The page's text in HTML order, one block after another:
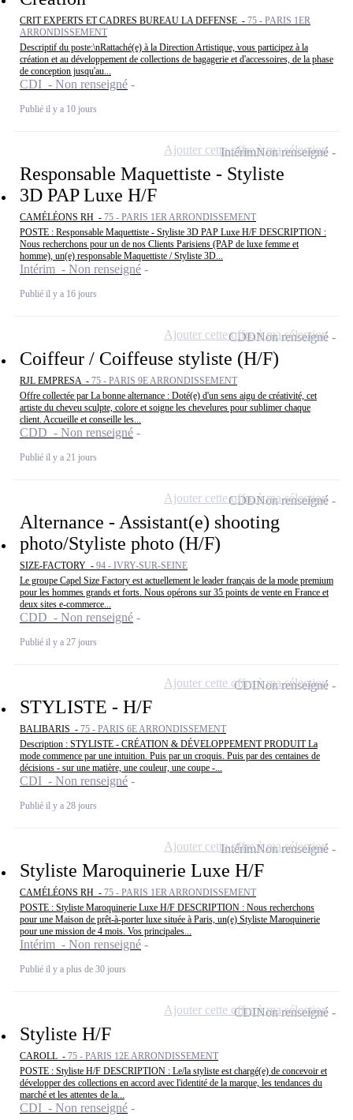
CRIT EXPERTS ET CADRES BUREAU LA DEFENSE - 75 - PARIS 1ER
ARRONDISSEMENT
Descriptif du poste:\nRattaché(e) à la Direction Artistique, vous participez à la
création et au développement de collections de bagagerie et d'accessoires, de la phase
de conception jusqu'au...
CDI - Non renseigné
Publié il y a 10 jours
Responsable Maquettiste - Styliste
3D PAP Luxe H/F
CAMÉLÉONS RH - 75 - PARIS 1ER ARRONDISSEMENT
POSTE : Responsable Maquettiste - Styliste 3D PAP Luxe H/F DESCRIPTION :
Nous recherchons pour un de nos Clients Parisiens (PAP de luxe femme et
homme), un(e) responsable Maquettiste / Styliste 3D...
Intérim - Non renseigné
Publié il y a 16 jours
IntérimNon renseigné
Ajouter cette offre à ma sélection
Coiffeur / Coiffeuse styliste (H/F)
RJL EMPRESA - 75 - PARIS 9E ARRONDISSEMENT
Offre collectée par La bonne alternance : Doté(e) d'un sens aigu de créativité, cet
artiste du cheveu sculpte, colore et soigne les chevelures pour sublimer chaque
client. Accueille et conseille les...
CDD - Non renseigné
Publié il y a 21 jours
CDDNon renseigné
Ajouter cette offre à ma sélection
Alternance - Assistant(e) shooting
photo/Styliste photo (H/F)
SIZE-FACTORY - 94 - IVRY-SUR-SEINE
Le groupe Capel Size Factory est actuellement le leader français de la mode premium
pour les hommes grands et forts. Nous opérons sur 35 points de vente en France et
deux sites e-commerce...
CDD - Non renseigné
Publié il y a 27 jours
CDDNon renseigné
Ajouter cette offre à ma sélection
STYLISTE - H/F
BALIBARIS - 75 - PARIS 6E ARRONDISSEMENT
Description : STYLISTE - CRÉATION & DÉVELOPPEMENT PRODUIT La
mode commence par une intuition. Puis par un croquis. Puis par des centaines de
décisions - sur une matière, une couleur, une coupe -...
CDI - Non renseigné
Publié il y a 28 jours
CDINon renseigné
Ajouter cette offre à ma sélection
Styliste Maroquinerie Luxe H/F
CAMÉLÉONS RH - 75 - PARIS 1ER ARRONDISSEMENT
POSTE : Styliste Maroquinerie Luxe H/F DESCRIPTION : Nous recherchons
pour une Maison de prêt-à-porter luxe située à Paris, un(e) Styliste Maroquinerie
pour une mission de 4 mois. Vos principales...
Intérim - Non renseigné
Publié il y a plus de 30 jours
IntérimNon renseigné
Ajouter cette offre à ma sélection
Styliste H/F
CAROLL - 75 - PARIS 12E ARRONDISSEMENT
POSTE : Styliste H/F DESCRIPTION : Le/la styliste est chargé(e) de concevoir et
développer des collections en accord avec l'identité de la marque, les tendances du
marché et les attentes de la...
CDI - Non renseigné
CDINon renseigné
Ajouter cette offre à ma sélection